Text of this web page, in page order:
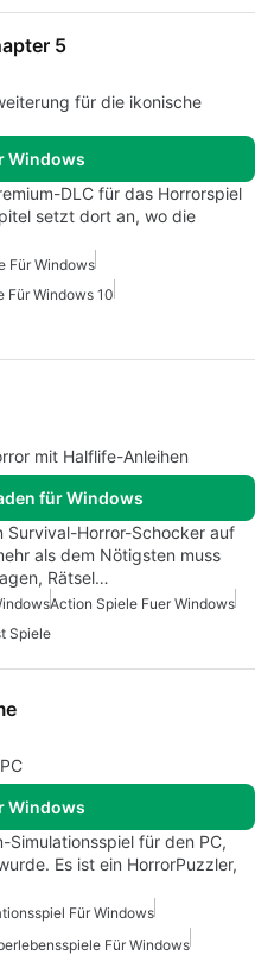
5
für die ikonische
Windows
DLC für das Horrorspiel
setzt dort an, wo die
Für Windows
Für Windows 10
mit Halflife-Anleihen
für Windows
Survival-Horror-Schocker auf
als dem Nötigsten muss
Rätsel…
Action Spiele Fuer Windows
Spiele
Windows
Simulationsspiel für den PC,
Es ist ein HorrorPuzzler,
Für Windows
Für Windows